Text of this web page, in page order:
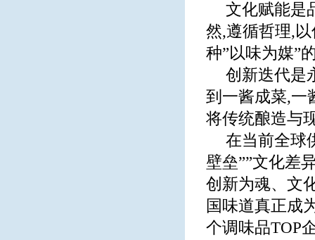
文化赋能是
然,遵循哲理,
种”以味为媒”
创新迭代是
到一酱成菜,一
将传统酿造与
在当前全球
壁垒””文化差
创新为魂、文
国味道真正成
个调味品TOP